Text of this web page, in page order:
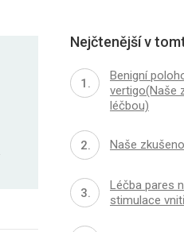
Nejčtenější v
Benigní
vertigo(Naše
léčbou)
Naše
Léčba pares
stimulace